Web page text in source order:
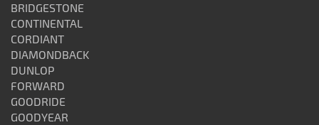
BRIDGESTONE
CONTINENTAL
CORDIANT
DIAMONDBACK
DUNLOP
FORWARD
GOODRIDE
GOODYEAR